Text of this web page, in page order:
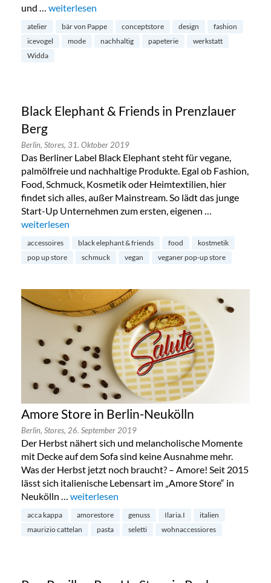
und … „Widda Conceptstore in Friedrichshain“
weiterlesen
atelier bär von Pappe conceptstore design
fashion
icevogel
mode nachhaltig papeterie
werkstatt
Widda
Black Elephant & Friends in Prenzlauer
Berg
Berlin, Stores, 31. Oktober 2019
Das Berliner Label Black Elephant steht für vegane,
palmölfreie und nachhaltige Produkte. Egal ob Fashion,
Food, Schmuck, Kosmetik oder Heimtextilien, hier
findet sich alles, außer Mainstream. So lädt das junge
Start-Up Unternehmen zum ersten, eigenen …
„Black Elephant & Friends in Prenzlauer Berg“
weiterlesen
accessoires black elephant & friends food
kostmetik
pop up store
schmuck vegan veganer pop-up store
Amore Store in Berlin-Neukölln
Berlin, Stores, 26. September 2019
Der Herbst nähert sich und melancholische Momente
mit Decke auf dem Sofa sind keine Ausnahme mehr.
Was der Herbst jetzt noch braucht? – Amore! Seit 2015
lässt sich italienische Lebensart im „Amore Store“ in
Neukölln … „Amore Store in Berlin-Neukölln“
weiterlesen
acca kappa amorestore genuss Ilaria.I
italien
maurizio cattelan
pasta seletti wohnaccessiores